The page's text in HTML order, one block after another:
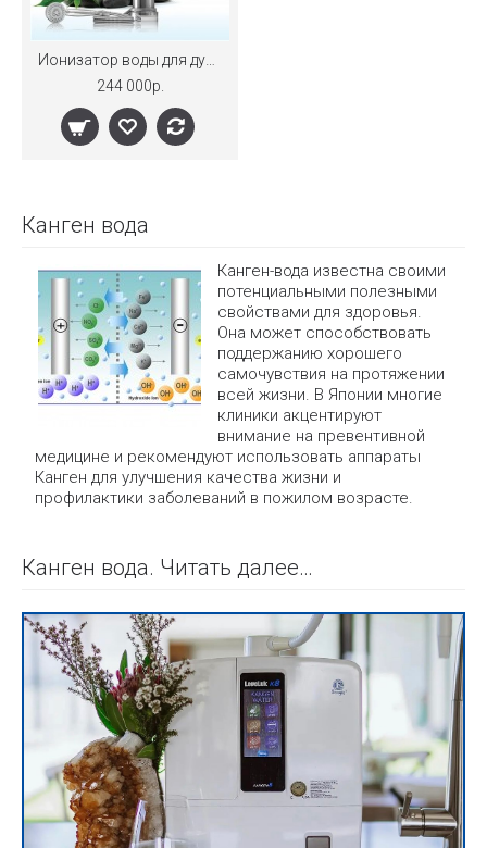
244 000р.
Канген вода
Канген-вода известна своими
потенциальными полезными
свойствами для здоровья.
Она может способствовать
поддержанию хорошего
самочувствия на протяжении
всей жизни. В Японии многие
клиники акцентируют
внимание на превентивной
медицине и рекомендуют использовать аппараты
Канген для улучшения качества жизни и
профилактики заболеваний в пожилом возрасте.
Канген вода. Читать далее…